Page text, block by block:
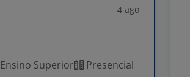
4 ago
Ensino Superior
Presencial